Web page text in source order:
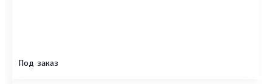
Под заказ